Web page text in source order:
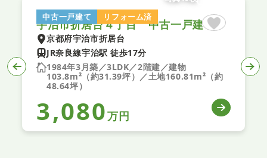
中古一戸建て リフォーム済
宇治市折居台４丁目 中古一戸建て
京都府宇治市折居台
JR奈良線宇治駅 徒歩17分
1984年3月築／3LDK／2階建／建物
103.8m²（約31.39坪）／土地160.81m²（約
48.64坪）
3,080万円